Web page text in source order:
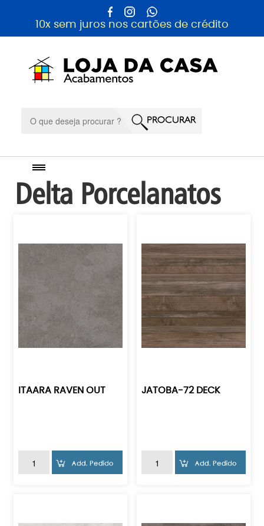
10x sem juros nos cartões de crédito
Delta Porcelanatos
ITAARA RAVEN OUT JATOBA-72 DECK